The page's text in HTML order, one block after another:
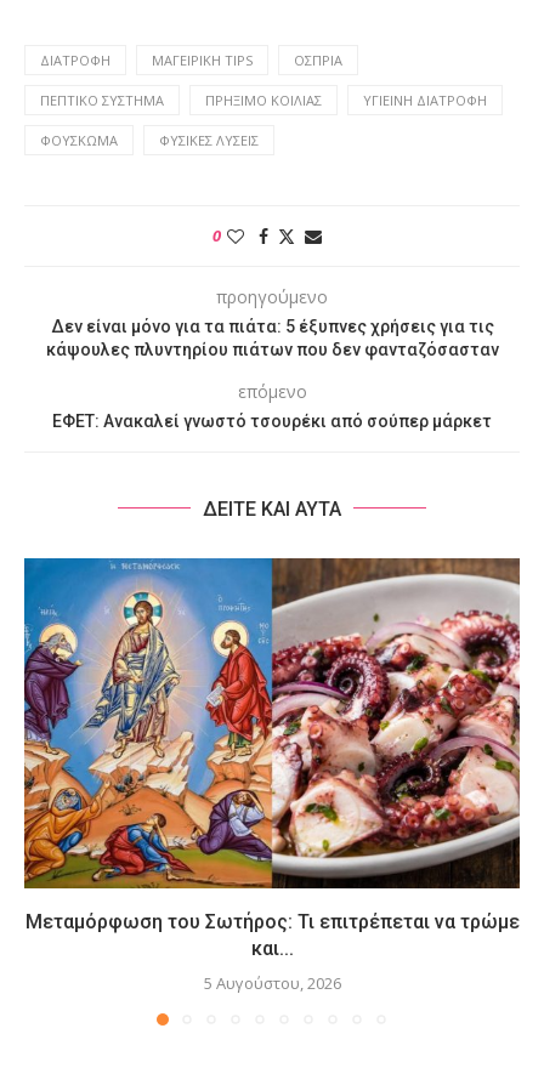
ΔΙΑΤΡΟΦΉ ΜΑΓΕΙΡΙΚΉ TIPS ΌΣΠΡΙΑ
ΠΕΠΤΙΚΌ ΣΎΣΤΗΜΑ ΠΡΉΞΙΜΟ ΚΟΙΛΙΆΣ ΥΓΙΕΙΝΉ ΔΙΑΤΡΟΦΉ
ΦΟΎΣΚΩΜΑ ΦΥΣΙΚΈΣ ΛΎΣΕΙΣ
0
προηγούμενο
Δεν είναι μόνο για τα πιάτα: 5 έξυπνες χρήσεις για τις
κάψουλες πλυντηρίου πιάτων που δεν φανταζόσασταν
επόμενο
ΕΦΕΤ: Ανακαλεί γνωστό τσουρέκι από σούπερ μάρκετ
ΔΕΙΤΕ ΚΑΙ ΑΥΤΑ
Μεταμόρφωση του Σωτήρος: Τι επιτρέπεται να τρώμε
και...
5 Αυγούστου, 2026